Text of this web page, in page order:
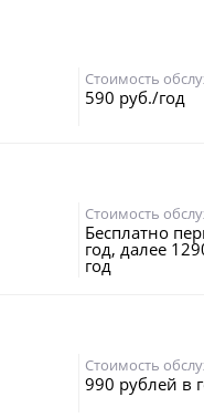
Стоимость
590 руб./год
Стоимость
Бесплатно
год, далее
год
Стоимость
990 рублей в